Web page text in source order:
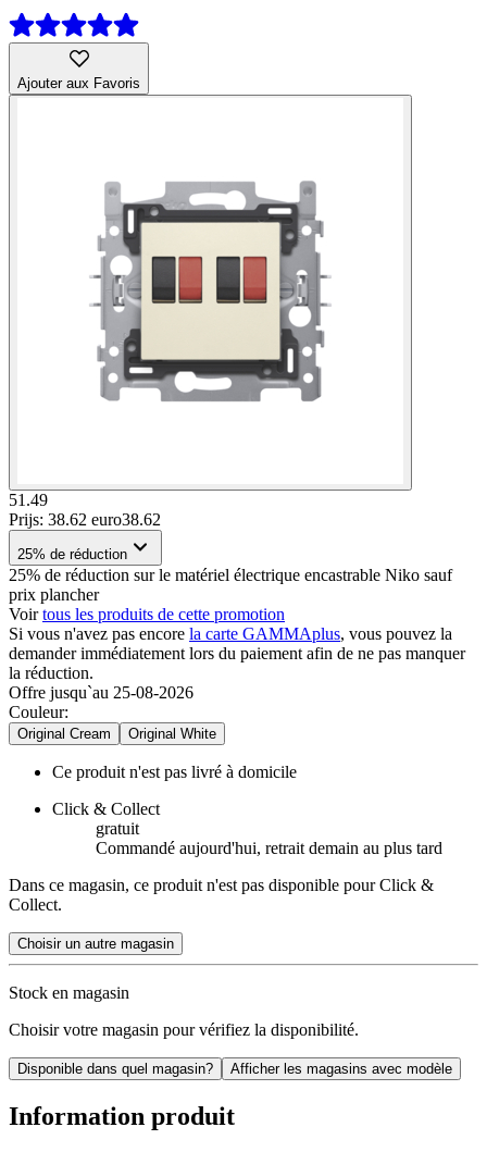
Ajouter aux Favoris
51.49
Prijs: 38.62 euro38.62
25% de réduction
25% de réduction sur le matériel électrique encastrable Niko sauf
prix plancher
Voirtous les produits de cette promotion
Si vous n'avez pas encore la carte GAMMAplus, vous pouvez la
demander immédiatement lors du paiement afin de ne pas manquer
la réduction.
Offre jusqu`au 25-08-2026
Couleur:
Original Cream Original White
Ce produit n'est pas livré à domicile
Click & Collect
gratuit
Commandé aujourd'hui, retrait demain au plus tard
Dans ce magasin, ce produit n'est pas disponible pour Click &
Collect.
Choisir un autre magasin
Stock en magasin
Choisir votre magasin pour vérifiez la disponibilité.
Disponible dans quel magasin? Afficher les magasins avec modèle
Information produit